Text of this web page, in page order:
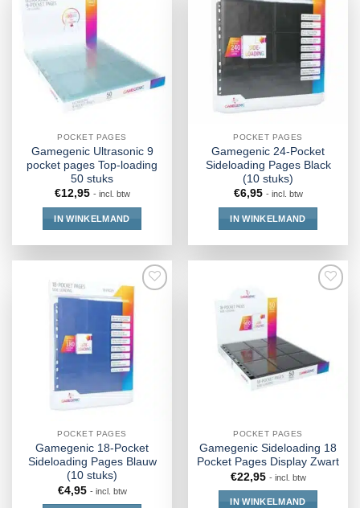
POCKET PAGES
Gamegenic Ultrasonic 9
pocket pages Top-loading
50 stuks
€12,95 - incl. btw
IN WINKELMAND
POCKET PAGES
Gamegenic 24-Pocket
Sideloading Pages Black
(10 stuks)
€6,95 - incl. btw
IN WINKELMAND
POCKET PAGES
Gamegenic 18-Pocket
Sideloading Pages Blauw
(10 stuks)
€4,95 - incl. btw
POCKET PAGES
Gamegenic Sideloading 18
Pocket Pages Display Zwart
€22,95 - incl. btw
IN WINKELMAND